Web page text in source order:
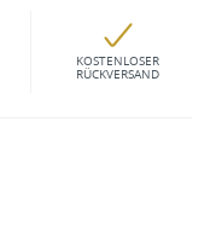
KOSTENLOSER
RÜCKVERSAND